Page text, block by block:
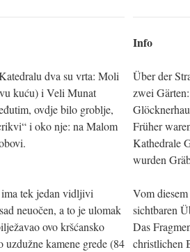
dva su vrta: Moli
kuću) i Veli Munat
ovdje bilo groblje,
i oko nje: na Malom
Info
Über der
zwei
Früher
Kathedrale
wurden
tek jedan vidljivi
neuočen, a to je ulomak
ovo kršćansko
kamene grede (84
Vom
sichtbaren
Das
christlichen